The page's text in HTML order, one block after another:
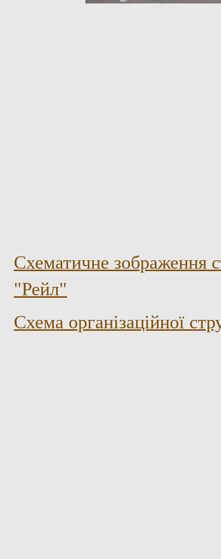
Схематичне зображення
"Рейл"
Схема організаційної